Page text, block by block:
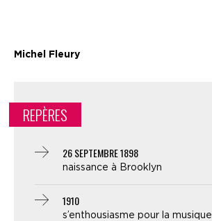
Michel Fleury
REPÈRES
26 SEPTEMBRE 1898
naissance à Brooklyn
1910
s’enthousiasme pour la musique